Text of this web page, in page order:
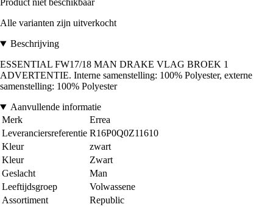
Product niet beschikbaar
Alle varianten zijn uitverkocht
Beschrijving
ESSENTIAL FW17/18 MAN DRAKE VLAG BROEK 1
ADVERTENTIE. Interne samenstelling: 100% Polyester, externe
samenstelling: 100% Polyester
Aanvullende informatie
Merk
Errea
Leveranciersreferentie R16P0Q0Z11610
Kleur
zwart
Kleur
Zwart
Geslacht
Man
Leeftijdsgroep
Volwassene
Assortiment
Republic